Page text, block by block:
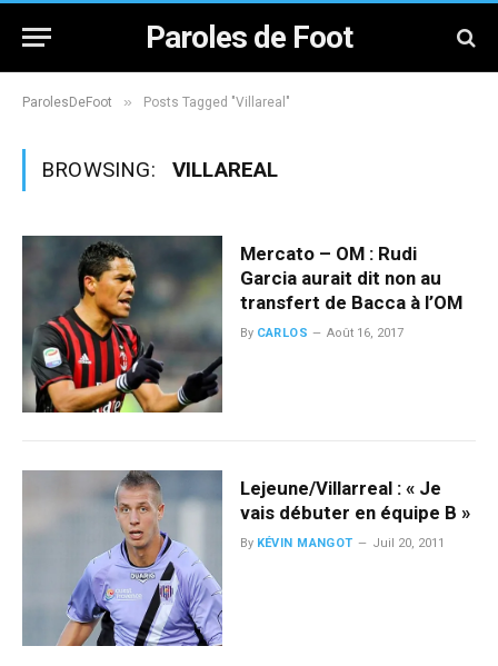
Paroles de Foot
ParolesDeFoot » Posts Tagged "Villareal"
BROWSING: VILLAREAL
Mercato – OM : Rudi
Garcia aurait dit non au
transfert de Bacca à l’OM
By CARLOS Août 16, 2017
Lejeune/Villarreal : « Je
vais débuter en équipe B »
By KÉVIN MANGOT Juil 20, 2011